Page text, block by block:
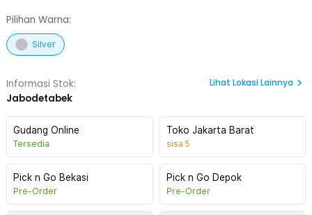
Pilihan Warna:
Silver
Informasi Stok:
Jabodetabek
Lihat Lokasi Lainnya
Gudang Online
Tersedia
Toko Jakarta Barat
sisa 5
Pick n Go Bekasi
Pre-Order
Pick n Go Depok
Pre-Order